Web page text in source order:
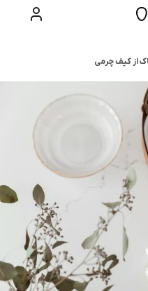
از کیف چرمی